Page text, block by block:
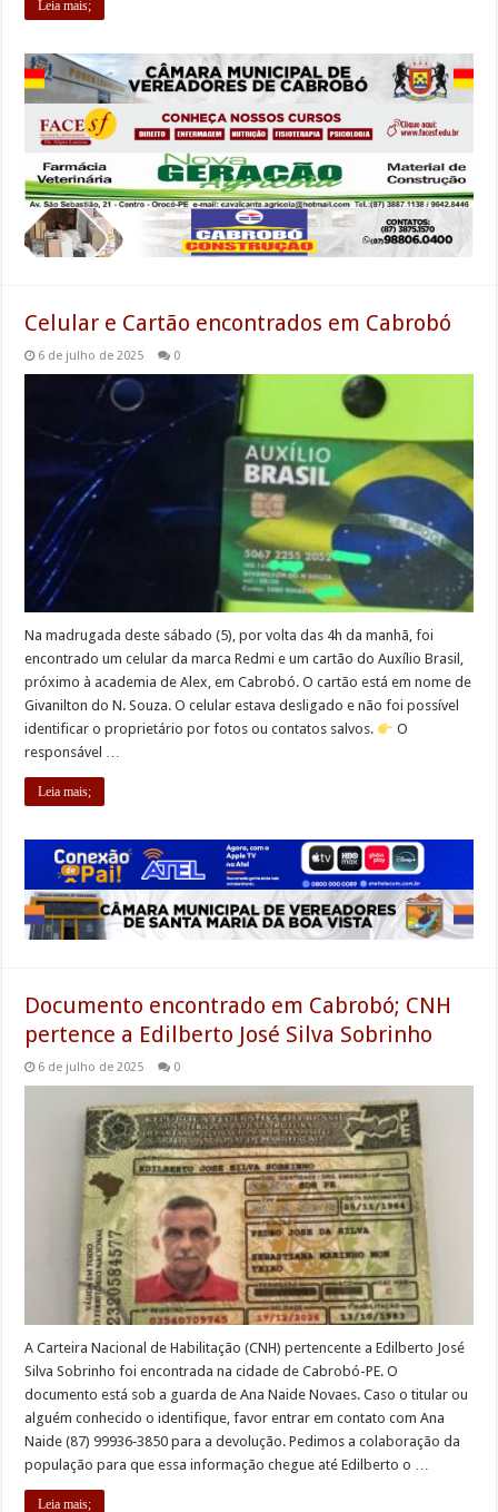
Leia mais;
Celular e Cartão encontrados em Cabrobó
6 de julho de 2025 0
Na madrugada deste sábado (5), por volta das 4h da manhã, foi
encontrado um celular da marca Redmi e um cartão do Auxílio Brasil,
próximo à academia de Alex, em Cabrobó. O cartão está em nome de
Givanilton do N. Souza. O celular estava desligado e não foi possível
identificar o proprietário por fotos ou contatos salvos.
O
responsável …
Leia mais;
Documento encontrado em Cabrobó; CNH
pertence a Edilberto José Silva Sobrinho
6 de julho de 2025 0
A Carteira Nacional de Habilitação (CNH) pertencente a Edilberto José
Silva Sobrinho foi encontrada na cidade de Cabrobó-PE. O
documento está sob a guarda de Ana Naide Novaes. Caso o titular ou
alguém conhecido o identifique, favor entrar em contato com Ana
Naide (87) 99936‑3850‬ para a devolução. Pedimos a colaboração da
população para que essa informação chegue até Edilberto o …
Leia mais;